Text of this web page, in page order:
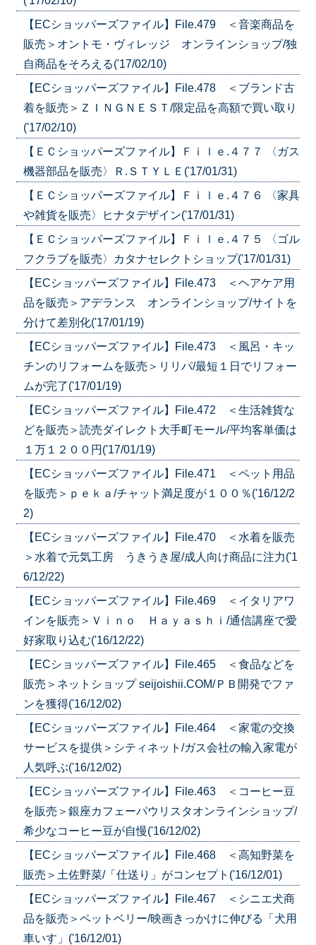
【ECショッパーズファイル】File.479 ＜音楽商品を
販売＞オントモ・ヴィレッジ オンラインショップ/独
自商品をそろえる('17/02/10)
【ECショッパーズファイル】File.478 ＜ブランド古
着を販売＞ＺＩＮＧＮＥＳＴ/限定品を高額で買い取り
('17/02/10)
【ＥＣショッパーズファイル】Ｆｉｌｅ.４７７ 〈ガス
機器部品を販売〉Ｒ.ＳＴＹＬＥ('17/01/31)
【ＥＣショッパーズファイル】Ｆｉｌｅ.４７６ 〈家具
や雑貨を販売〉ヒナタデザイン('17/01/31)
【ＥＣショッパーズファイル】Ｆｉｌｅ.４７５ 〈ゴル
フクラブを販売〉カタナセレクトショップ('17/01/31)
【ECショッパーズファイル】File.473 ＜ヘアケア用
品を販売＞アデランス オンラインショップ/サイトを
分けて差別化('17/01/19)
【ECショッパーズファイル】File.473 ＜風呂・キッ
チンのリフォームを販売＞リリパ/最短１日でリフォー
ムが完了('17/01/19)
【ECショッパーズファイル】File.472 ＜生活雑貨な
どを販売＞読売ダイレクト大手町モール/平均客単価は
１万１２００円('17/01/19)
【ECショッパーズファイル】File.471 ＜ペット用品
を販売＞ｐｅｋａ/チャット満足度が１００％('16/12/2
2)
【ECショッパーズファイル】File.470 ＜水着を販売
＞水着で元気工房 うきうき屋/成人向け商品に注力('1
6/12/22)
【ECショッパーズファイル】File.469 ＜イタリアワ
インを販売＞Ｖｉｎｏ Ｈａｙａｓｈｉ/通信講座で愛
好家取り込む('16/12/22)
【ECショッパーズファイル】File.465 ＜食品などを
販売＞ネットショップ seijoishii.COM/ＰＢ開発でファ
ンを獲得('16/12/02)
【ECショッパーズファイル】File.464 ＜家電の交換
サービスを提供＞シティネット/ガス会社の輸入家電が
人気呼ぶ('16/12/02)
【ECショッパーズファイル】File.463 ＜コーヒー豆
を販売＞銀座カフェーパウリスタオンラインショップ/
希少なコーヒー豆が自慢('16/12/02)
【ECショッパーズファイル】File.468 ＜高知野菜を
販売＞土佐野菜/「仕送り」がコンセプト('16/12/01)
【ECショッパーズファイル】File.467 ＜シニエ犬商
品を販売＞ペットベリー/映画きっかけに伸びる「犬用
車いす」('16/12/01)